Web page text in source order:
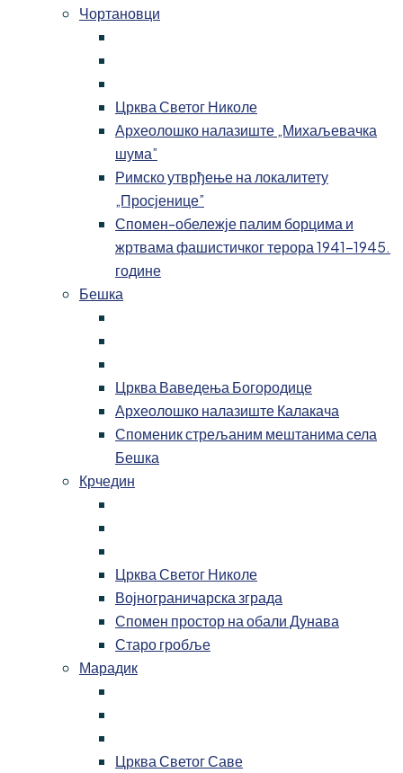
Чортановци
Црква Светог Николе
Археолошко налазиште „Михаљевачка
шума”
Римско утврђење на локалитету
„Просјенице”
Спомен-обележје палим борцима и
жртвама фашистичког терора 1941-1945.
године
Бешка
Црква Ваведења Богородице
Археолошко налазиште Калакача
Споменик стрељаним мештанима села
Бешка
Крчедин
Црква Светог Николе
Војнограничарска зграда
Спомен простор на обали Дунава
Старо гробље
Марадик
Црква Светог Саве